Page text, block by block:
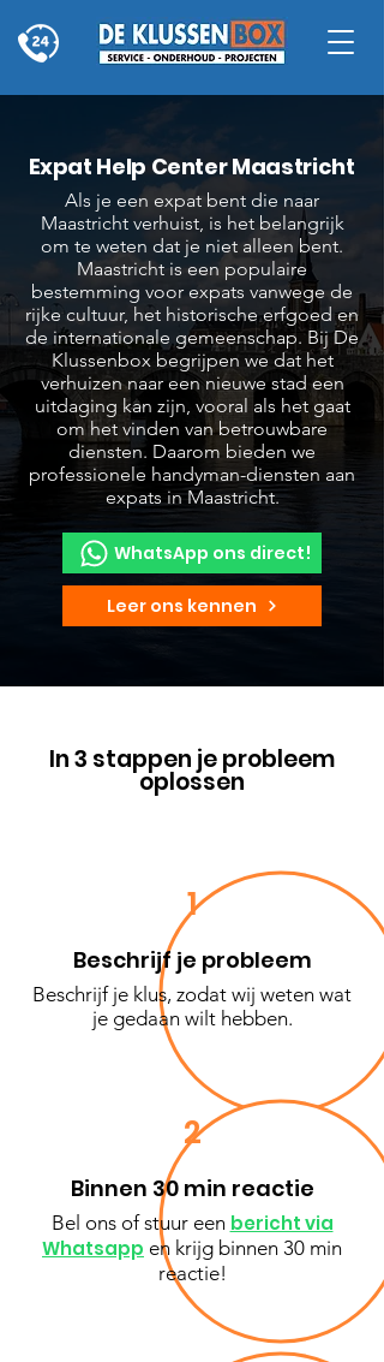
Expat Help Center Maastricht
Als je een expat bent die naar
Maastricht verhuist, is het belangrijk
om te weten dat je niet alleen bent.
Maastricht is een populaire
bestemming voor expats vanwege de
rijke cultuur, het historische erfgoed en
de internationale gemeenschap. Bij De
Klussenbox begrijpen we dat het
verhuizen naar een nieuwe stad een
uitdaging kan zijn, vooral als het gaat
om het vinden van betrouwbare
diensten. Daarom bieden we
professionele handyman-diensten aan
expats in Maastricht.
WhatsApp ons direct!
Leer ons kennen
In 3 stappen je probleem
oplossen
1
Beschrijf je probleem
Beschrijf je klus, zodat wij weten wat
je gedaan wilt hebben.
2
Binnen 30 min reactie
Bel ons of stuur een bericht via
Whatsapp en krijg binnen 30 min
reactie!